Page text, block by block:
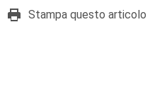
Stampa questo articolo